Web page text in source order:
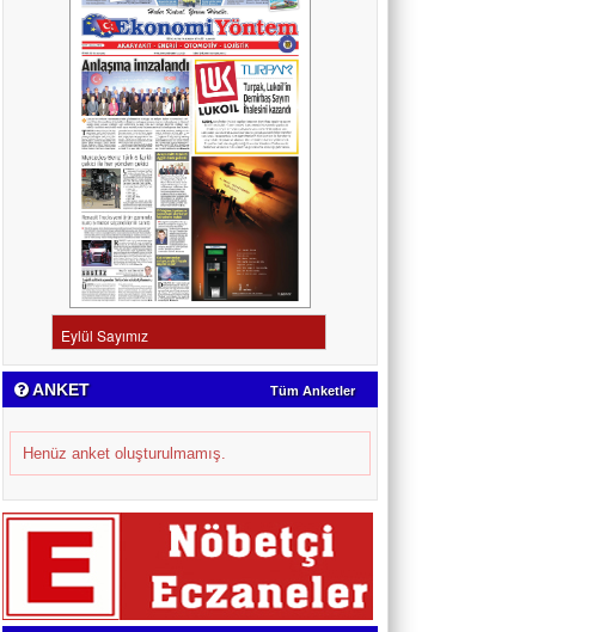
ANKET Tüm Anketler
Henüz anket oluşturulmamış.